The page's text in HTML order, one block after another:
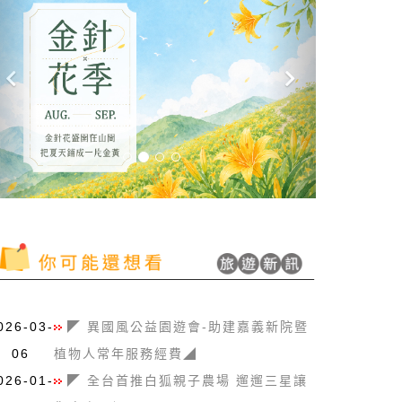
03-
06
◤ 異國風公益園遊會-助建嘉義新院暨
植物人常年服務經費◢
01-
◤ 全台首推白狐親子農場 遛遛三星讓